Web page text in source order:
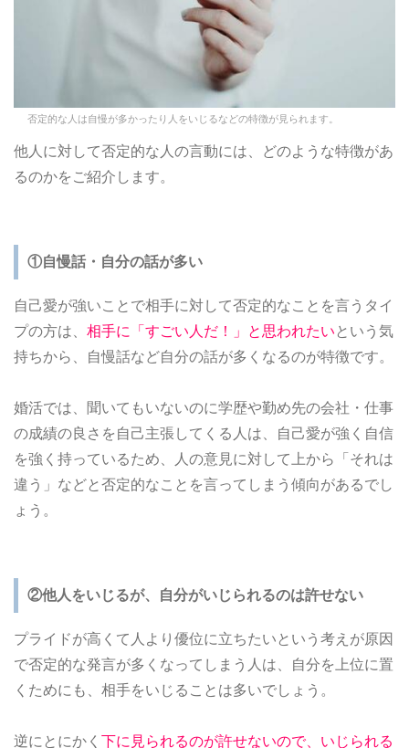
否定的な人は自慢が多かったり人をいじるなどの特徴が見られます。
他人に対して否定的な人の言動には、どのような特徴があ
るのかをご紹介します。
①自慢話・自分の話が多い
自己愛が強いことで相手に対して否定的なことを言うタイ
プの方は、 相手に「すごい人だ！」と思われたい という気
持ちから、自慢話など自分の話が多くなるのが特徴です。
婚活では、聞いてもいないのに学歴や勤め先の会社・仕事
の成績の良さを自己主張してくる人は、自己愛が強く自信
を強く持っているため、人の意見に対して上から「それは
違う」などと否定的なことを言ってしまう傾向があるでし
ょう。
②他人をいじるが、自分がいじられるのは許せない
プライドが高くて人より優位に立ちたいという考えが原因
で否定的な発言が多くなってしまう人は、自分を上位に置
くためにも、相手をいじることは多いでしょう。
逆にとにかく 下に見られるのが許せないので、いじられる